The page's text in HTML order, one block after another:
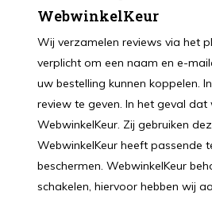
WebwinkelKeur
Wij verzamelen reviews via het
verplicht om een naam en e-
uw bestelling kunnen koppelen.
review te geven. In het geval
WebwinkelKeur. Zij gebruiken
WebwinkelKeur heeft passende
beschermen. WebwinkelKeur
schakelen, hiervoor hebben wij